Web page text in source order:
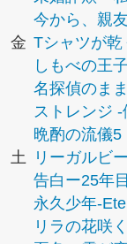
今から、親
金 Tシャツが乾
しもべの王
名探偵のま
ストレンジ
晩酌の流儀
土
リーガルビ
告白ー25年
永久少年-
リラの花咲